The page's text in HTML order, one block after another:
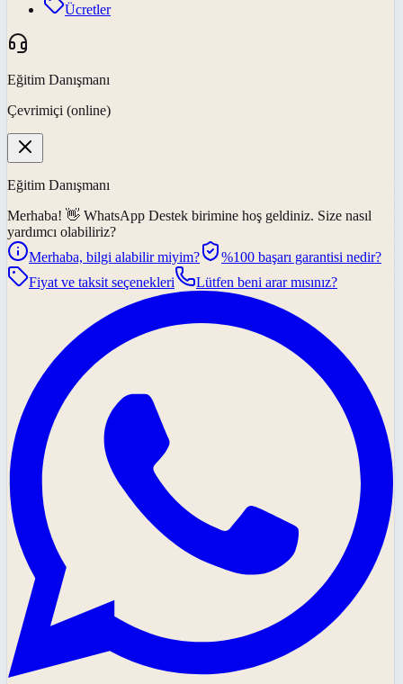
Ücretler
Eğitim Danışmanı
Çevrimiçi (online)
Eğitim Danışmanı
Merhaba! 👋 WhatsApp Destek birimine hoş geldiniz. Size nasıl
yardımcı olabiliriz?
Merhaba, bilgi alabilir miyim?
%100 başarı garantisi nedir?
Fiyat ve taksit seçenekleri
Lütfen beni arar mısınız?